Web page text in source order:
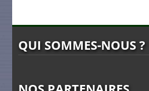
QUI SOMMES-NOUS ?